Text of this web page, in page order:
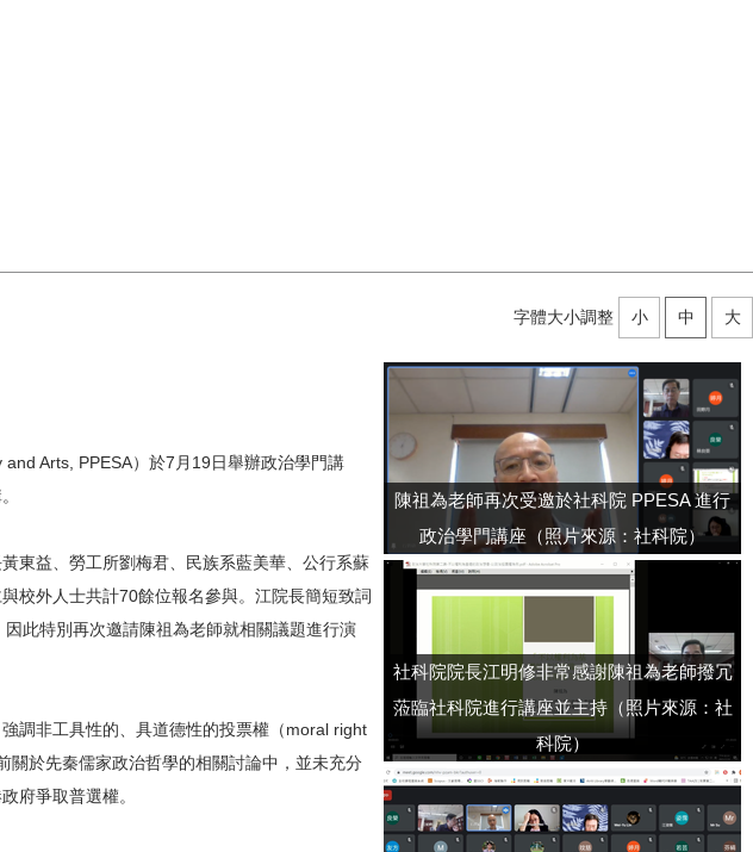
字體大小調整 小 中 大
陳祖為老師再次受邀於社科院 PPESA 進行
政治學門講座（照片來源：社科院）
社科院院長江明修非常感謝陳祖為老師撥冗
蒞臨社科院進行講座並主持（照片來源：社
科院）
Arts, PPESA）於7月19日舉辦政治學門講
東益、勞工所劉梅君、民族系藍美華、公行系蘇
校外人士共計70餘位報名參與。江院長簡短致詞
此特別再次邀請陳祖為老師就相關議題進行演
調非工具性的、具道德性的投票權（moral right
於先秦儒家政治哲學的相關討論中，並未充分
府爭取普選權。